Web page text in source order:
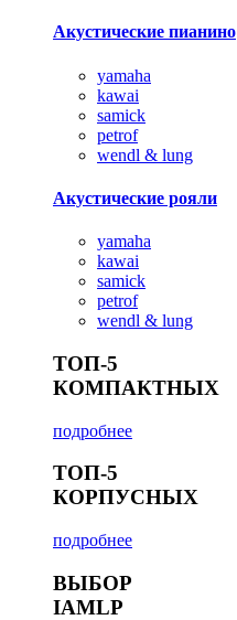
Акустические пианино
yamaha
kawai
samick
petrof
wendl & lung
Акустические рояли
yamaha
kawai
samick
petrof
wendl & lung
ТОП-5
КОМПАКТНЫХ
подробнее
ТОП-5
КОРПУСНЫХ
подробнее
ВЫБОР
IAMLP